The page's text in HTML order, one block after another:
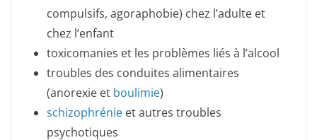
compulsifs, agoraphobie) chez l’adulte et
chez l’enfant
toxicomanies et les problèmes liés à l’alcool
troubles des conduites alimentaires
(anorexie et boulimie)
schizophrénie et autres troubles
psychotiques